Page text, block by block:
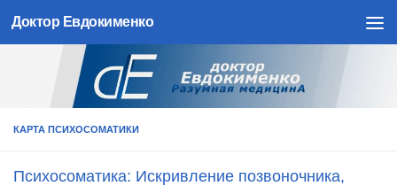
Skip to content
Доктор Евдокименко
КАРТА ПСИХОСОМАТИКИ
Психосоматика: Искривление позвоночника,